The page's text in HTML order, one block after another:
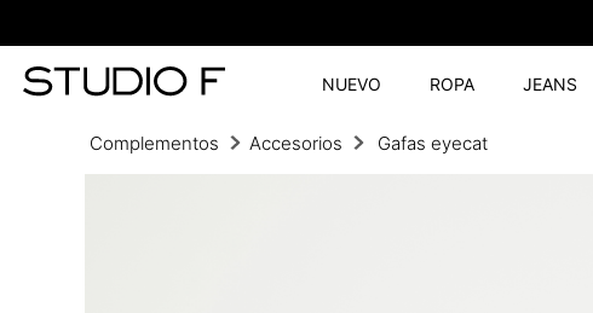
NUEVO ROPA JEANS
Complementos Accesorios Gafas eyecat